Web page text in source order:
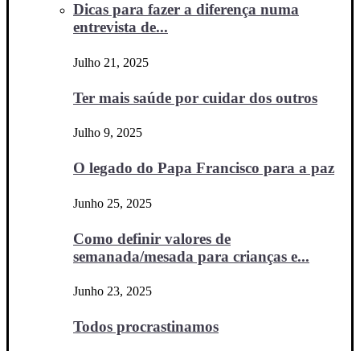
Dicas para fazer a diferença numa
entrevista de...
Julho 21, 2025
Ter mais saúde por cuidar dos outros
Julho 9, 2025
O legado do Papa Francisco para a paz
Junho 25, 2025
Como definir valores de
semanada/mesada para crianças e...
Junho 23, 2025
Todos procrastinamos